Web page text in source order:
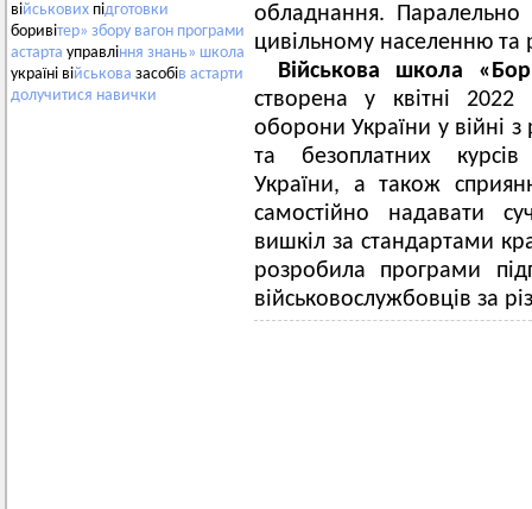
військових підготовки
боривітер» збору вагон програми
астарта управління знань» школа
україні військова засобів астарти
долучитися навички
обладнання.
цивільному населенню та
Військова школа
створена у квітні
оборони України у війні
та безоплатних курсів
України, а також
самостійно надавати
вишкіл за стандартами
розробила програми
військовослужбовців за